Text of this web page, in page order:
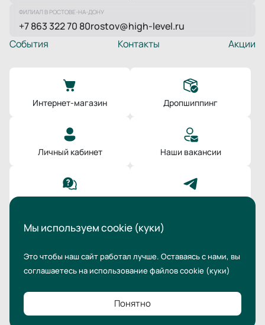
ФИЛИАЛ В РОСТОВЕ-НА-ДОНУ
+7 863 322 70 80rostov@high-level.ru
Акции
События Контакты
Интернет-магазин Дропшиппинг
Личный кабинет Наши вакансии
© 2026 HLD | High Level Distribution
Пользовательское соглашение Публичная оферта
Политика конфиденциальности
Мы используем cookie (куки)
Это чтобы наш сайт работал лучше. Оставаясь с нами, вы
соглашаетесь на использование файлов cookie (куки)
Понятно